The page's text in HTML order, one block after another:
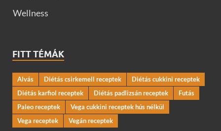
Wellness
FITT TÉMÁK
Alvás Diétás csirkemell receptek
Diétás cukkini receptek
Diétás karfiol receptek
Diétás padlizsán receptek
Futás
Paleo receptek
Vega cukkini receptek hús nélkül
Vega receptek
Vegán receptek